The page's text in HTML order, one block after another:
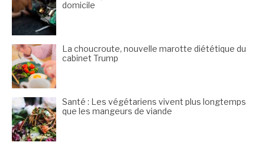
domicile
La choucroute, nouvelle marotte diététique du
cabinet Trump
Santé : Les végétariens vivent plus longtemps
que les mangeurs de viande